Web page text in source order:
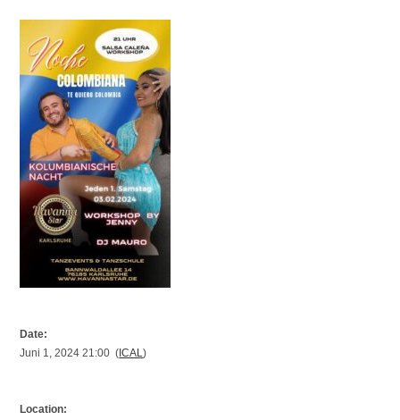
Date:
Juni 1, 2024 21:00 (ICAL)
Location: